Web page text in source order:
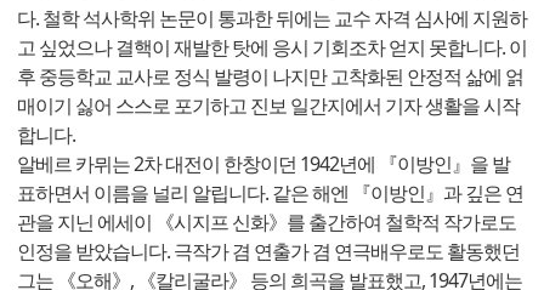
다. 철학 석사학위 논문이 통과한 뒤에는 교수 자격 심사에 지원하
고 싶었으나 결핵이 재발한 탓에 응시 기회조차 얻지 못합니다. 이
후 중등학교 교사로 정식 발령이 나지만 고착화된 안정적 삶에 얽
매이기 싫어 스스로 포기하고 진보 일간지에서 기자 생활을 시작
합니다.
알베르 카뮈는 2차 대전이 한창이던 1942년에 『이방인』을 발
표하면서 이름을 널리 알립니다. 같은 해엔 『이방인』과 깊은 연
관을 지닌 에세이 《시지프 신화》를 출간하여 철학적 작가로도
인정을 받았습니다. 극작가 겸 연출가 겸 연극배우로도 활동했던
그는 《오해》, 《칼리굴라》 등의 희곡을 발표했고, 1947년에는